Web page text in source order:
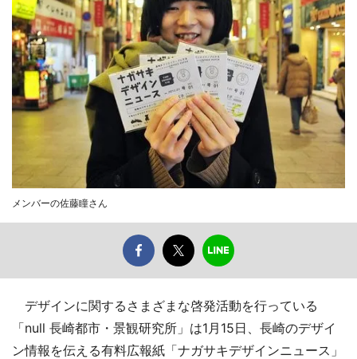
メンバーの佐藤瞳さん
デザインに関するさまざまな啓発活動を行っている
「null 長崎都市・景観研究所」は1月15日、長崎のデザイ
ン情報を伝える有料広報紙「ナガサキデザインニュース」